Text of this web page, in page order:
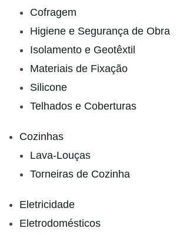
Cofragem
Higiene e Segurança de Obra
Isolamento e Geotêxtil
Materiais de Fixação
Silicone
Telhados e Coberturas
Cozinhas
Lava-Louças
Torneiras de Cozinha
Eletricidade
Eletrodomésticos